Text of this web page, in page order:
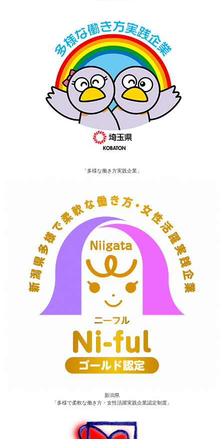
「多様な働き方実践企業」
新潟県
「多様で柔軟な働き方・女性活躍実践企業認定制度」